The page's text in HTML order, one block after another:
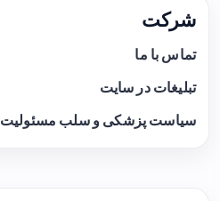
شرکت
تماس با ما
تبلیغات در سایت
سیاست پزشکی و سلب مسئولیت